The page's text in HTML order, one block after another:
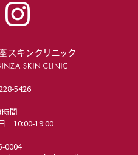
5426
間
10:00-19:00
0004